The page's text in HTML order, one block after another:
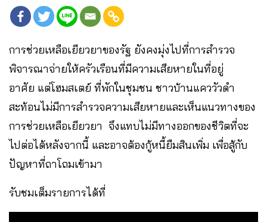
การช่วยเหลือเยียวยาของรัฐ ยังคงมุ่งไปที่การสำรวจ
พิจารณาจ่ายให้ครัวเรือนที่มีความเสียหายในที่อยู่
อาศัย แต่โฮมสเตย์ ที่พักในชุมชน ชาวบ้านแคววัวดำ
สะท้อนไม่มีการสำรวจความเสียหายและเห็นแนวทางของ
การช่วยเหลือเยียวยา จึงแทบไม่มีทางออกของชีวิตที่จะ
ไปต่อได้หลังจากนี้ และอาจต้องกู้หนี้ยืมสินเพิ่ม เพื่อสู้กับ
ปัญหาที่ถาโถมเข้ามา
รับชมเต็มรายการได้ที่